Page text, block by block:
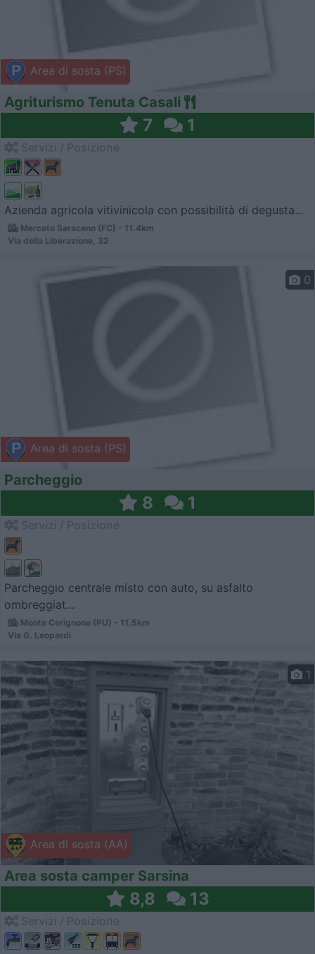
Area di sosta (PS)
Agriturismo Tenuta Casali
7 1
Azienda agricola vitivinicola con possibilità di degusta...
Mercato Saraceno (FC) - 11.4km
Via della Liberazione, 32
Area di sosta (PS)
0
Parcheggio
8 1
Parcheggio centrale misto con auto, su asfalto
ombreggiat...
Monte Cerignone (PU) - 11.5km
Via G. Leopardi
Area di sosta (AA)
1
Area sosta camper Sarsina
8,8 13